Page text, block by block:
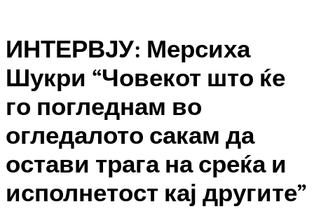
ИНТЕРВЈУ: Мерсиха
Шукри “Човекот што ќе
го погледнам во
огледалото сакам да
остави трага на среќа и
исполнетост кај другите”